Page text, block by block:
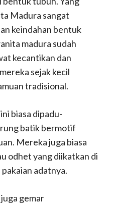
Madura sangat
keindahan bentuk
madura sudah
kecantikan dan
sejak kecil
tradisional.
biasa dipadu-
batik bermotif
Mereka juga biasa
odhet yang diikatkan di
adatnya.
gemar